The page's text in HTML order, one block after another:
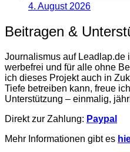
4. August 2026
Beitragen &
Journalismus auf Leadlap.de
werbefrei und für alle ohne
ich dieses Projekt auch in
Tiefe betreiben kann, freue
Unterstützung – einmalig,
Direkt zur Zahlung: Paypal
Mehr Informationen gibt es